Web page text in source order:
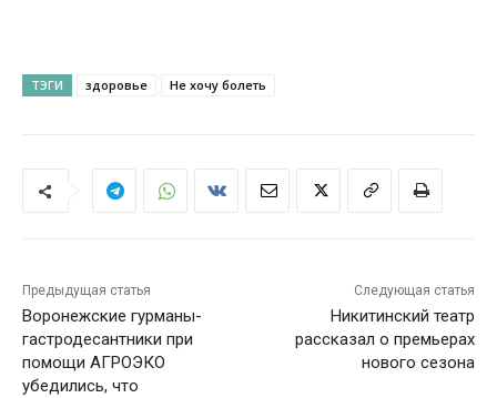
ТЭГИ здоровье Не хочу болеть
Предыдущая статья
Воронежские гурманы-
гастродесантники при
помощи АГРОЭКО
убедились, что
Следующая статья
Никитинский театр
рассказал о премьерах
нового сезона